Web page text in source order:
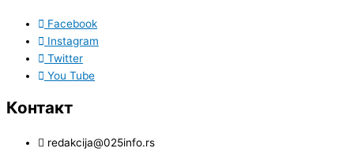
Facebook
Instagram
Twitter
You Tube
Контакт
redakcija@025info.rs